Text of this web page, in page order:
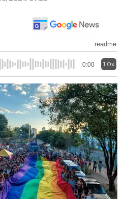
readme
0:00 1.0x